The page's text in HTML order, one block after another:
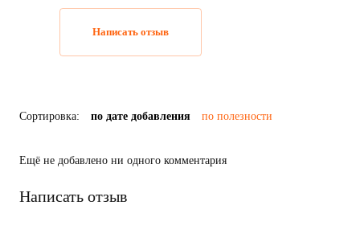
Написать отзыв
Сортировка: по дате добавления по полезности
Ещё не добавлено ни одного комментария
Написать отзыв